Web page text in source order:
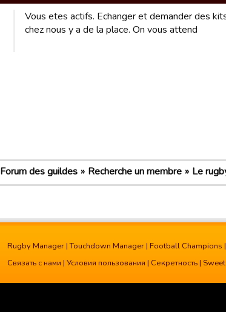
Vous etes actifs. Echanger et demander des
chez nous y a de la place. On vous attend
Forum des guildes Recherche un membre Le
Rugby Manager |Touchdown Manager | Football Champions |
Связать с нами | Условия пользования | Секретность |